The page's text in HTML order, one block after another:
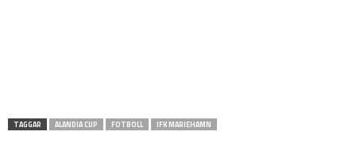
TAGGAR ALANDIA CUP FOTBOLL IFK MARIEHAMN